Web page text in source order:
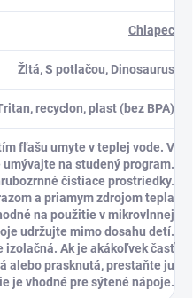
Chlapec
Žltá,S potlačou, Dinosaurus
recyclon, plast (bez BPA)
fľašu umyte v teplej vode. V
umývajte na studený program.
čistiace prostriedky.
a priamym zdrojom tepla
na použitie v mikrovlnnej
udržujte mimo dosahu detí.
izolačná. Ak je akákoľvek časť
alebo prasknutá, prestaňte ju
je vhodné pre sýtené nápoje.